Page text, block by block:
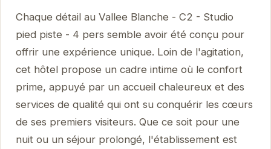
Chaque détail au Vallee Blanche - C2 - Studio
pied piste - 4 pers semble avoir été conçu pour
offrir une expérience unique. Loin de l'agitation,
cet hôtel propose un cadre intime où le confort
prime, appuyé par un accueil chaleureux et des
services de qualité qui ont su conquérir les cœurs
de ses premiers visiteurs. Que ce soit pour une
nuit ou un séjour prolongé, l'établissement est